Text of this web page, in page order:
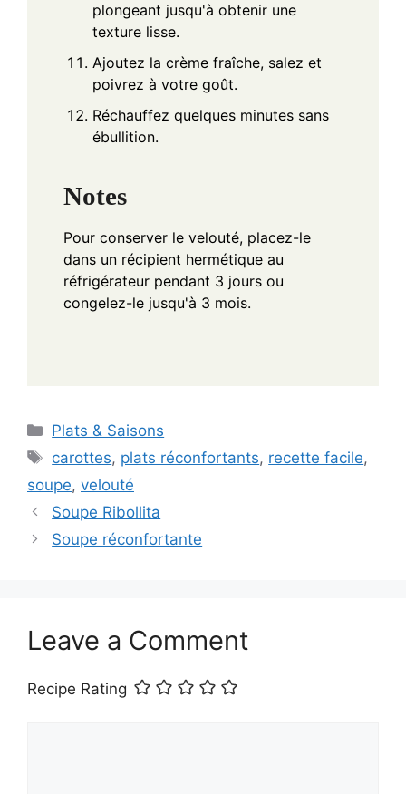
plongeant jusqu'à obtenir une
texture lisse.
Ajoutez la crème fraîche, salez et
poivrez à votre goût.
Réchauffez quelques minutes sans
ébullition.
Notes
Pour conserver le velouté, placez-le
dans un récipient hermétique au
réfrigérateur pendant 3 jours ou
congelez-le jusqu'à 3 mois.
Categories
Plats & Saisons
Tags
carottes, plats réconfortants, recette facile,
soupe, velouté
Soupe Ribollita
Soupe réconfortante
Leave a Comment
Recipe Rating